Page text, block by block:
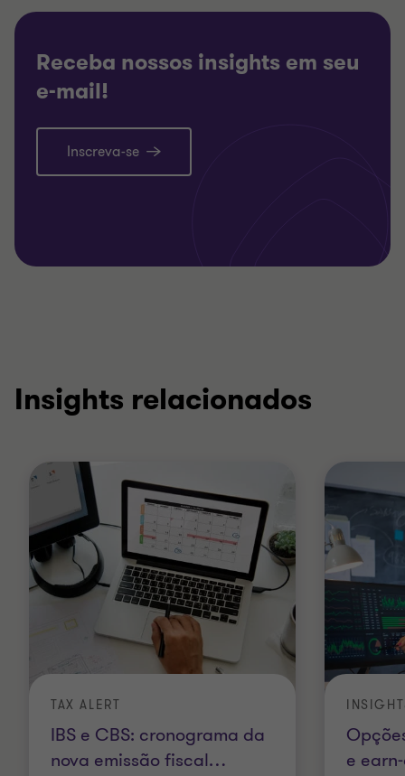
Receba nossos insights em seu
e-mail!
Inscreva-se
Insights relacionados
IBS e CBS: cronograma da
nova emissão fiscal…
TAX ALERT
e